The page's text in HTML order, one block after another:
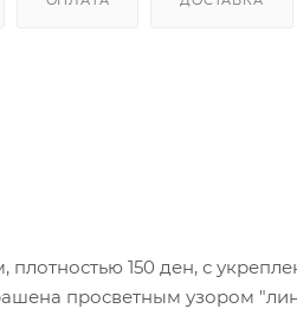
плотностью 150 ден, с
просветным узором